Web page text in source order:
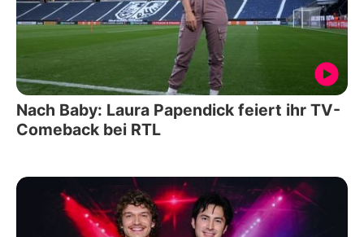
Nach Baby: Laura Papendick feiert ihr TV-
Comeback bei RTL